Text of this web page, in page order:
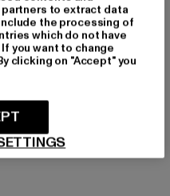
to extract data
the processing of
which do not have
you want to change
clicking on "Accept" you